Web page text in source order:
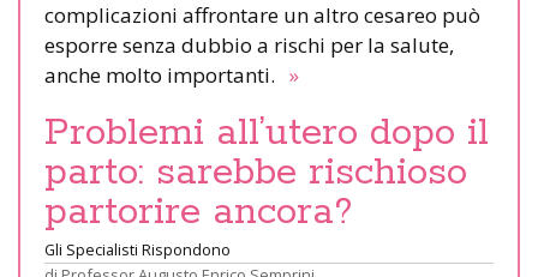
complicazioni affrontare un altro cesareo può
esporre senza dubbio a rischi per la salute,
anche molto importanti. »
Problemi all’utero dopo il
parto: sarebbe rischioso
partorire ancora?
Gli Specialisti Rispondono